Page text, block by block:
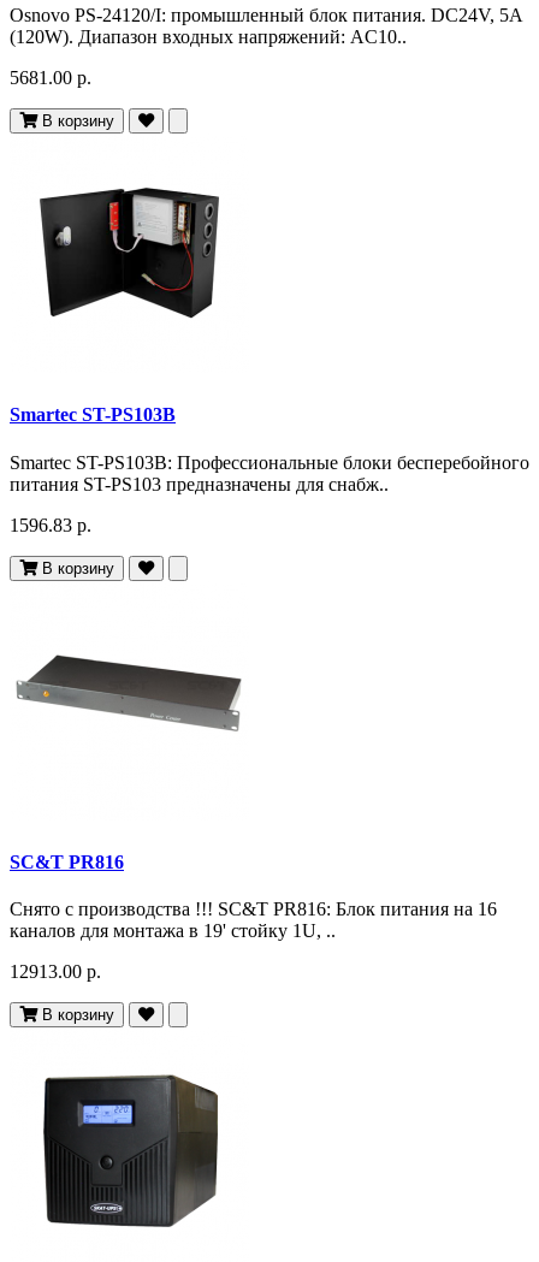
Osnovo PS-24120/I: промышленный блок питания. DC24V, 5A
(120W). Диапазон входных напряжений: AC10..
5681.00 р.
В корзину
Smartec ST-PS103B
Smartec ST-PS103B: Профессиональные блоки бесперебойного
питания ST-PS103 предназначены для снабж..
1596.83 р.
В корзину
SC&T PR816
Снято c производства !!! SC&T PR816: Блок питания на 16
каналов для монтажа в 19' стойку 1U, ..
12913.00 р.
В корзину